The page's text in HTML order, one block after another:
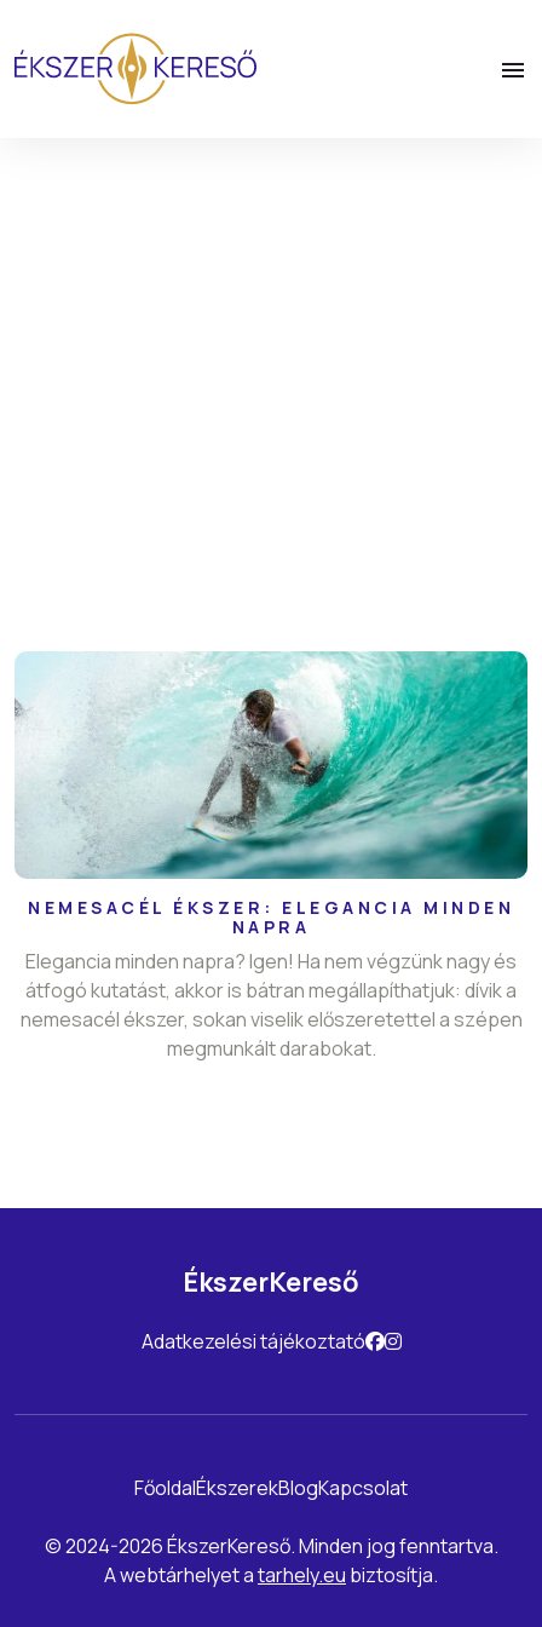
NEMESACÉL ÉKSZER: ELEGANCIA MINDEN
NAPRA
Elegancia minden napra? Igen! Ha nem végzünk nagy és
átfogó kutatást, akkor is bátran megállapíthatjuk: dívik a
nemesacél ékszer, sokan viselik előszeretettel a szépen
megmunkált darabokat.
ÉkszerKereső
Adatkezelési tájékoztató
FőoldalÉkszerekBlogKapcsolat
© 2024-2026 ÉkszerKereső. Minden jog fenntartva.
A webtárhelyet atarhely.eu biztosítja.